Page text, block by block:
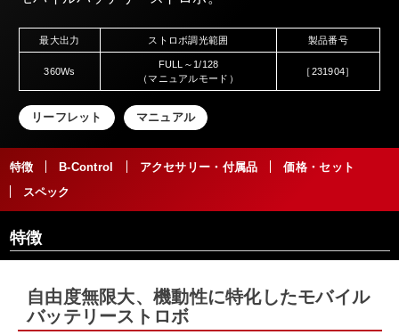
最大出力 ストロボ調光範囲 製品番号
360Ws
FULL～1/128
（マニュアルモード）
［231904］
リーフレット マニュアル
特徴 B-Control アクセサリー・付属品
価格・セット
スペック
特徴
自由度無限大、機動性に特化したモバイル
バッテリーストロボ